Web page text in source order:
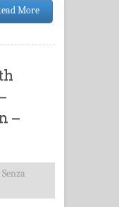
More
–
Senza